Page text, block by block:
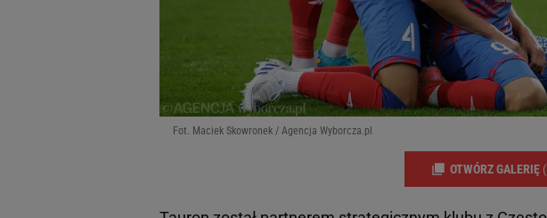
Fot. Maciek Skowronek / Agencja Wyborcza.pl
OTWÓRZ GALERIĘ